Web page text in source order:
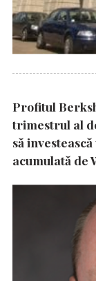
Profitul
trimestrul al
să
acumulată de